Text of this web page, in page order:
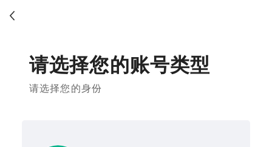
请选择您的账号类型
请选择您的身份